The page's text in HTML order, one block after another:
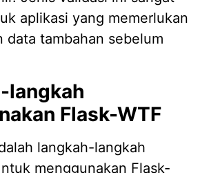
aplikasi yang memerlukan
data tambahan sebelum
langkah
Flask-WTF
langkah-langkah
menggunakan Flask-